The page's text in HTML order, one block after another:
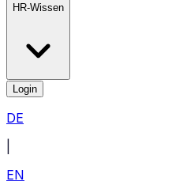
HR-Wissen
Login
DE
EN